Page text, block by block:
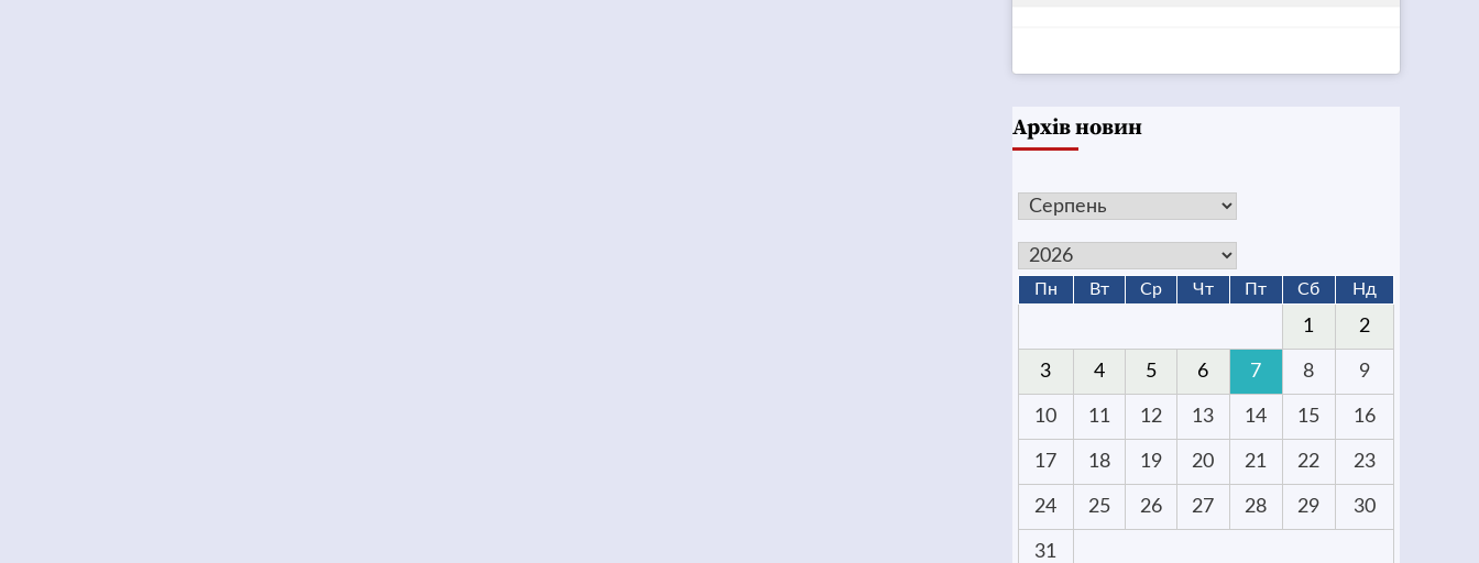
Архів новин
Пн Вт Ср Чт Пт Сб Нд
1 2
3 4 5 6 7 8 9
10 11 12 13 14 15 16
17 18 19 20 21 22 23
24 25 26 27 28 29 30
31